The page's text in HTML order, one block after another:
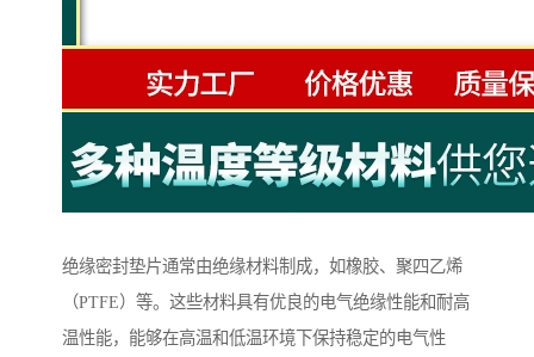
绝缘密封垫片通常由绝缘材料制成，如橡胶、聚四乙烯
（PTFE）等。这些材料具有优良的电气绝缘性能和耐高
温性能，能够在高温和低温环境下保持稳定的电气性